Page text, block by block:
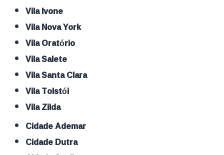
Vila Ivone
Vila Nova York
Vila Oratório
Vila Salete
Vila Santa Clara
Vila Tolstói
Vila Zilda
Cidade Ademar
Cidade Dutra